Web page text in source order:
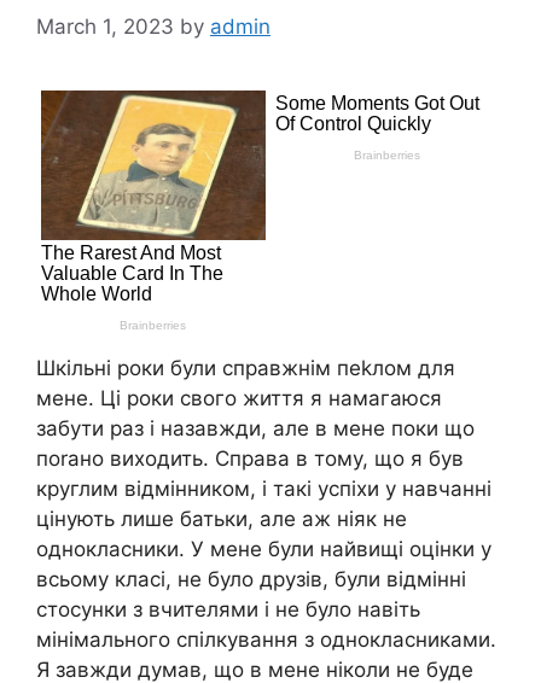
March 1, 2023 by admin
Шкільні роки були справжнім пеkлом для
мене. Ці роки свого життя я намагаюся
забути раз і назавжди, але в мене поки що
поrано виходить. Справа в тому, що я був
круглим відмінником, і такі успіхи у навчанні
цінують лише батьки, але аж ніяк не
однокласники. У мене були найвищі оцінки у
всьому класі, не було друзів, були відмінні
стосунки з вчителями і не було навіть
мінімального спілкування з однокласниками.
Я завжди думав, що в мене ніколи не буде